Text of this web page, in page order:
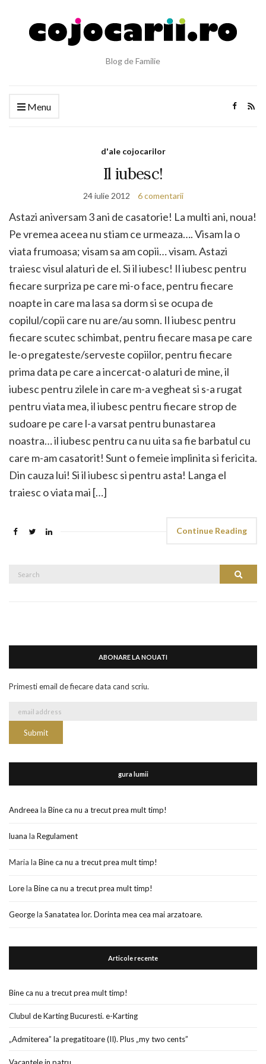
Blog de Familie
Menu
d'ale cojocarilor
Il iubesc!
24 iulie 2012 6 comentarii
Astazi aniversam 3 ani de casatorie! La multi ani, noua!
Pe vremea aceea nu stiam ce urmeaza…. Visam la o
viata frumoasa; visam sa am copii… visam. Astazi
traiesc visul alaturi de el. Si il iubesc! Il iubesc pentru
fiecare surpriza pe care mi-o face, pentru fiecare
noapte in care ma lasa sa dorm si se ocupa de
copilul/copii care nu are/au somn. Il iubesc pentru
fiecare scutec schimbat, pentru fiecare masa pe care
le-o pregateste/serveste copiilor, pentru fiecare
prima data pe care a incercat-o alaturi de mine, il
iubesc pentru zilele in care m-a vegheat si s-a rugat
pentru viata mea, il iubesc pentru fiecare strop de
sudoare pe care l-a varsat pentru bunastarea
noastra… il iubesc pentru ca nu uita sa fie barbatul cu
care m-am casatorit! Sunt o femeie implinita si fericita.
Din cauza lui! Si il iubesc si pentru asta! Langa el
traiesc o viata mai […]
Continue Reading
Search
ABONARE LA NOUATI
Primesti email de fiecare data cand scriu.
gura lumii
Andreea la Bine ca nu a trecut prea mult timp!
luana la Regulament
Maria la Bine ca nu a trecut prea mult timp!
Lorela Bine ca nu a trecut prea mult timp!
Georgela Sanatatea lor. Dorinta mea cea mai arzatoare.
Articole recente
Bine ca nu a trecut prea mult timp!
Clubul de Karting Bucuresti. e-Karting
„Admiterea” la pregatitoare (II). Plus „my two cents”